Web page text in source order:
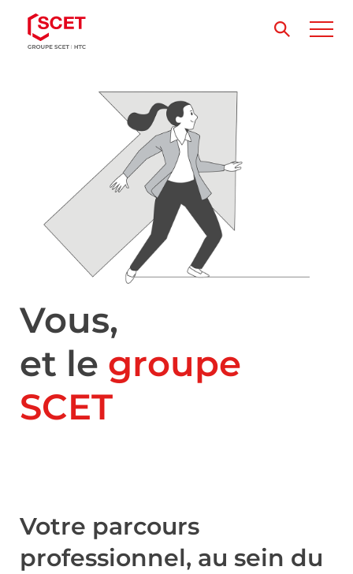
Vous,
et le groupe
SCET
Votre parcours
professionnel, au sein du